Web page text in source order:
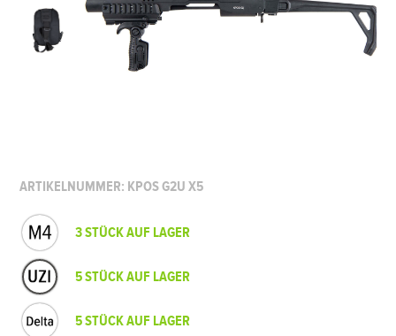
ARTIKELNUMMER: KPOS G2U X5
3 STÜCK AUF LAGER
5 STÜCK AUF LAGER
5 STÜCK AUF LAGER